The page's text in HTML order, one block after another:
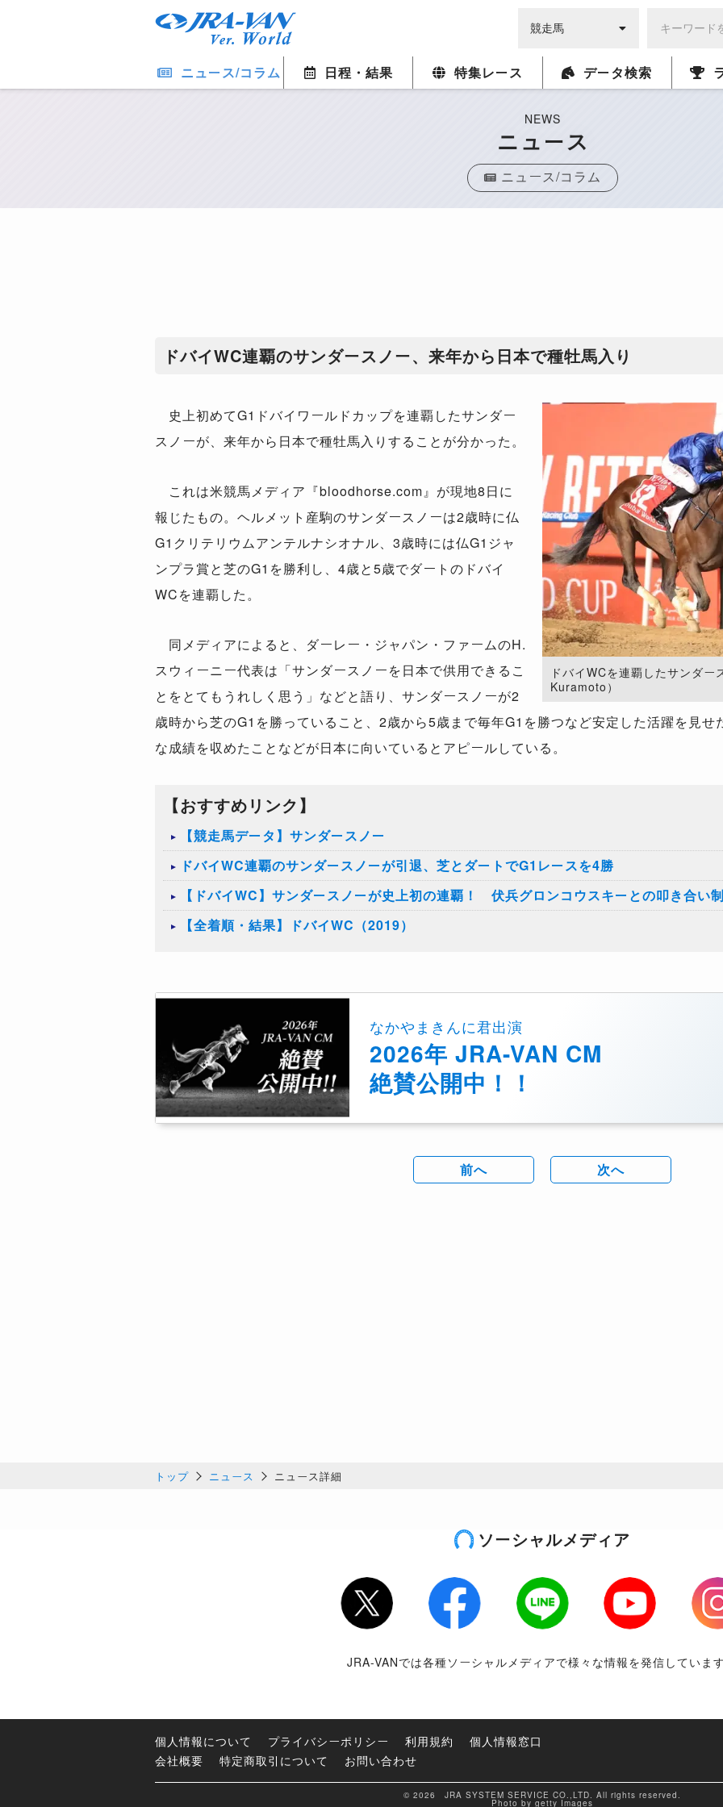
ニュース/コラム 日程・結果 特集レース データ検索
NEWS
ニュース
ニュース/コラム
​ドバイWC連覇のサンダースノー、来年から日本で種牡馬入り
ドバイWCを連覇したサンダ
Kuramoto）
史上初めてG1ドバイワールドカップを連覇したサンダー
スノーが、来年から日本で種牡馬入りすることが分かった。
これは米競馬メディア『bloodhorse.com』が現地8日に
報じたもの。ヘルメット産駒のサンダースノーは2歳時に仏
G1クリテリウムアンテルナシオナル、3歳時には仏G1ジャ
ンプラ賞と芝のG1を勝利し、4歳と5歳でダートのドバイ
WCを連覇した。
同メディアによると、ダーレー・ジャパン・ファームのH.
スウィーニー代表は「サンダースノーを日本で供用できるこ
とをとてもうれしく思う」などと語り、サンダースノーが2
歳時から芝のG1を勝っていること、2歳から5歳まで毎年G1を勝つなど安定した活躍を見
な成績を収めたことなどが日本に向いているとアピールしている。
【おすすめリンク】
【競走馬データ】サンダースノー
ドバイWC連覇のサンダースノーが引退、芝とダートでG1レースを4勝
【ドバイWC】サンダースノーが史上初の連覇！ 伏兵グロンコウスキーとの叩き合い
【全着順・結果】ドバイWC（2019）
なかやまきんに君出演
2026年 JRA-VAN CM
絶賛公開中！！
前へ 次へ
トップ ニュース ニュース詳細
ソーシャルメディア
Twitter Facebook LINE Youtube
JRA-VANでは各種ソーシャルメディアで様々な情報を発信していま
個人情報について プライバシーポリシー 利用規約
個人情報窓口
会社概要
特定商取引について お問い合わせ
© 2026 JRA SYSTEM SERVICE CO.,LTD. All rights reserved.
Photo by getty Images